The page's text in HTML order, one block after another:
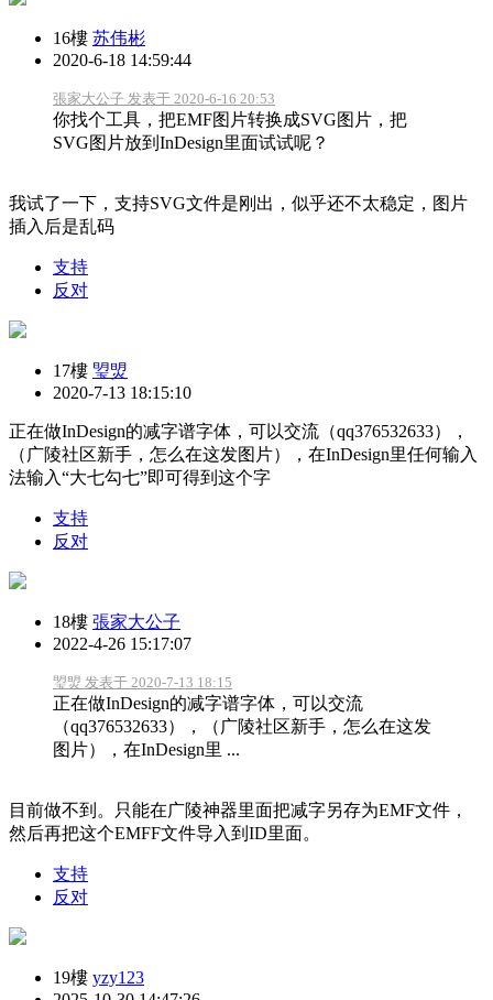
16樓 苏伟彬
2020-6-18 14:59:44
張家大公子 发表于 2020-6-16 20:53
你找个工具，把EMF图片转换成SVG图片，把
SVG图片放到InDesign里面试试呢？
我试了一下，支持SVG文件是刚出，似乎还不太稳定，图片
插入后是乱码
支持
反对
17樓 琞焽
2020-7-13 18:15:10
正在做InDesign的减字谱字体，可以交流（qq376532633），
（广陵社区新手，怎么在这发图片），在InDesign里任何输入
法输入“大七勾七”即可得到这个字
支持
反对
18樓 張家大公子
2022-4-26 15:17:07
琞焽 发表于 2020-7-13 18:15
正在做InDesign的减字谱字体，可以交流
（qq376532633），（广陵社区新手，怎么在这发
图片），在InDesign里 ...
目前做不到。只能在广陵神器里面把减字另存为EMF文件，
然后再把这个EMFF文件导入到ID里面。
支持
反对
19樓 yzy123